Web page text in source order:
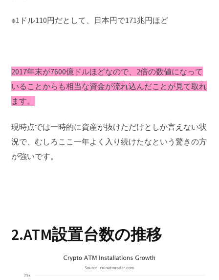
※1ドル110円だとして、日本円で171兆円ほど
2017年末が7600億ドルほどなので、2倍の数値になって
いることからも相当な資金が流れ込んだことが見て取れ
ます。
現時点では一時的に資産が抜けただけとしか言えない状
況で、むしろここ一年よく入り続けたなという驚きの方
が強いです。
2.ATM設置台数の推移